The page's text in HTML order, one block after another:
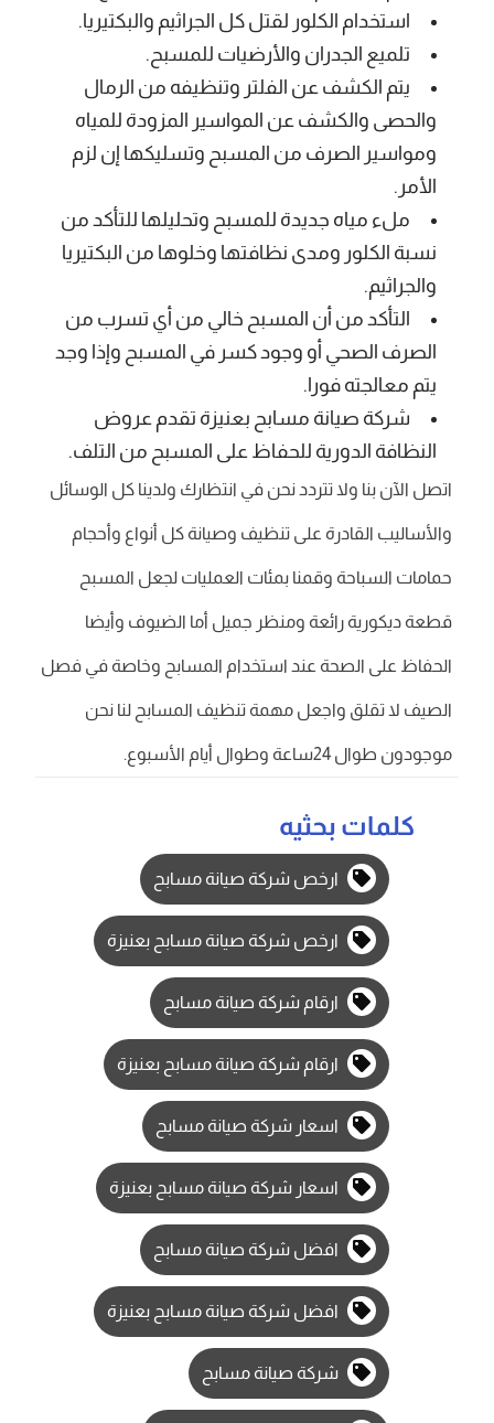
استخدام الكلور لقتل كل الجراثيم والبكتيريا.
تلميع الجدران والأرضيات للمسبح.
يتم الكشف عن الفلتر وتنظيفه من الرمال
والحصى والكشف عن المواسير المزودة للمياه
ومواسير الصرف من المسبح وتسليكها إن لزم
الأمر.
ملء مياه جديدة للمسبح وتحليلها للتأكد من
نسبة الكلور ومدى نظافتها وخلوها من البكتيريا
والجراثيم.
التأكد من أن المسبح خالي من أي تسرب من
الصرف الصحي أو وجود كسر في المسبح وإذا وجد
يتم معالجته فورا.
شركة صيانة مسابح بعنيزة تقدم عروض
النظافة الدورية للحفاظ على المسبح من التلف.
اتصل الآن بنا ولا تتردد نحن في انتظارك ولدينا كل الوسائل
والأساليب القادرة على تنظيف وصيانة كل أنواع وأحجام
حمامات السباحة وقمنا بمئات العمليات لجعل المسبح
قطعة ديكورية رائعة ومنظر جميل أما الضيوف وأيضا
الحفاظ على الصحة عند استخدام المسابح وخاصة في فصل
الصيف لا تقلق واجعل مهمة تنظيف المسابح لنا نحن
موجودون طوال 24ساعة وطوال أيام الأسبوع.
كلمات بحثيه
ارخص شركة صيانة مسابح
ارخص شركة صيانة مسابح بعنيزة
ارقام شركة صيانة مسابح
ارقام شركة صيانة مسابح بعنيزة
اسعار شركة صيانة مسابح
اسعار شركة صيانة مسابح بعنيزة
افضل شركة صيانة مسابح
افضل شركة صيانة مسابح بعنيزة
شركة صيانة مسابح